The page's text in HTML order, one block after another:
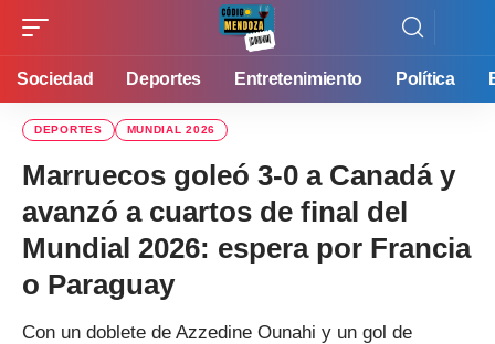
Sociedad Deportes Entretenimiento Política
DEPORTES MUNDIAL 2026
Marruecos goleó 3-0 a Canadá y
avanzó a cuartos de final del
Mundial 2026: espera por Francia
o Paraguay
Con un doblete de Azzedine Ounahi y un gol de